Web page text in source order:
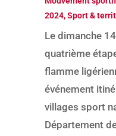
2024,Sport &
Le dimanche
quatrième
flamme
événement
villages sport
Département